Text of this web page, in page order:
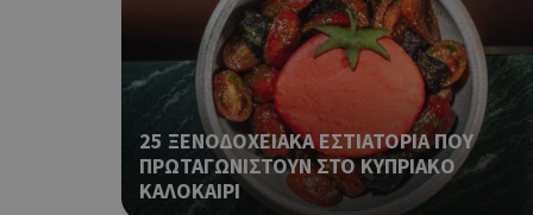
25 ΞΕΝΟΔΟΧΕΙΑΚΑ ΕΣΤΙΑΤΟΡΙΑ ΠΟΥ
ΠΡΩΤΑΓΩΝΙΣΤΟΥΝ ΣΤΟ ΚΥΠΡΙΑΚΟ
ΚΑΛΟΚΑΙΡΙ
LangCookie